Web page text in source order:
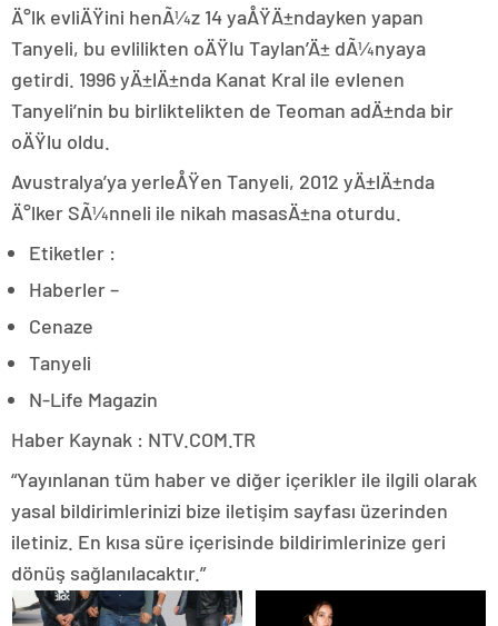
Ä°lk evliÄŸini henÃ¼z 14 yaÅŸÄ±ndayken yapan
Tanyeli, bu evlilikten oÄŸlu Taylan’Ä± dÃ¼nyaya
getirdi. 1996 yÄ±lÄ±nda Kanat Kral ile evlenen
Tanyeli’nin bu birliktelikten de Teoman adÄ±nda bir
oÄŸlu oldu.
Avustralya’ya yerleÅŸen Tanyeli, 2012 yÄ±lÄ±nda
Ä°lker SÃ¼nneli ile nikah masasÄ±na oturdu.
Etiketler :
Haberler –
Cenaze
Tanyeli
N-Life Magazin
Haber Kaynak : NTV.COM.TR
“Yayınlanan tüm haber ve diğer içerikler ile ilgili olarak
yasal bildirimlerinizi bize iletişim sayfası üzerinden
iletiniz. En kısa süre içerisinde bildirimlerinize geri
dönüş sağlanılacaktır.”